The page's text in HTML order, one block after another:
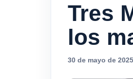
Tres
los
30 de mayo de 2025